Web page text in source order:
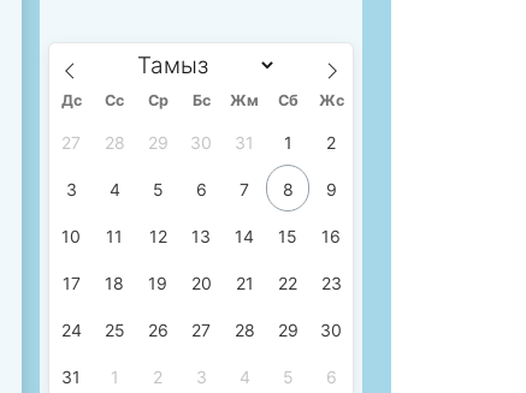
Дс Сc Ср Бс Жм Сб Жс
27 28 29 30 31 1 2
3 4 5 6 7 8 9
10 11 12 13 14 15 16
17 18 19 20 21 22 23
24 25 26 27 28 29 30
31 1 2 3 4 5 6